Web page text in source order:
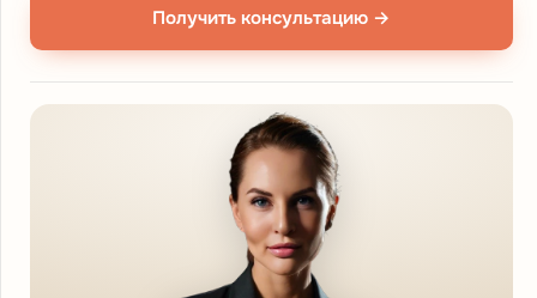
Получить консультацию →